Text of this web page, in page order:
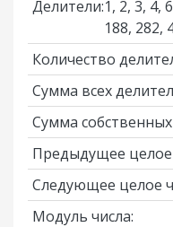
Делители:1, 2, 3, 4,
188, 282,
Количество
Сумма всех
Сумма
Предыдущее целое
Следующее целое
Модуль числа: